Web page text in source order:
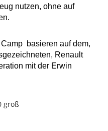
nutzen, ohne auf
basieren auf dem,
Renault
mit der Erwin